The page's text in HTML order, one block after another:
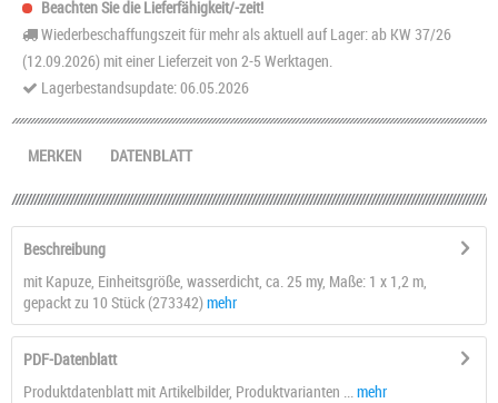
Beachten Sie die Lieferfähigkeit/-zeit!
Wiederbeschaffungszeit für mehr als aktuell auf Lager: ab KW 37/26
(12.09.2026) mit einer Lieferzeit von 2-5 Werktagen.
Lagerbestandsupdate: 06.05.2026
DATENBLATT
MERKEN
Beschreibung
mit Kapuze, Einheitsgröße, wasserdicht, ca. 25 my, Maße: 1 x 1,2 m,
gepackt zu 10 Stück (273342)mehr
PDF-Datenblatt
Produktdatenblatt mit Artikelbilder, Produktvarianten ... mehr